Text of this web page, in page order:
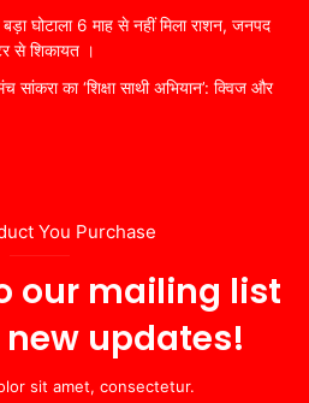
घोटाला 6 माह से नहीं मिला राशन, जनपद
से शिकायत ।
सांकरा का ‘शिक्षा साथी अभियान’: क्विज और
You Purchase
our mailing list
updates!
sit amet, consectetur.